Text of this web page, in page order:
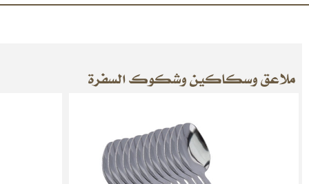
ملاعق وسكاكين وشكوك السفرة